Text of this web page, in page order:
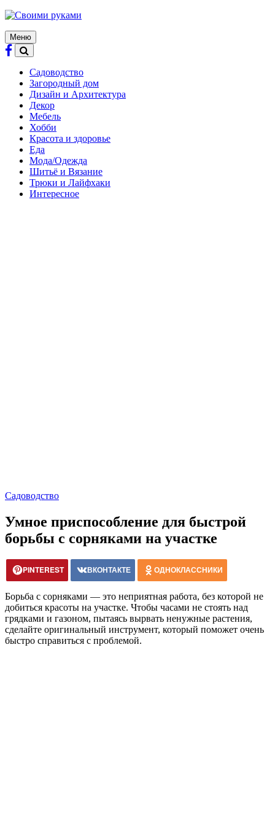
Skip
content
Меню
Садоводство
Загородный дом
Дизайн и Архитектура
Декор
Мебель
Хобби
Красота и здоровье
Еда
Мода/Одежда
Шитьё и Вязание
Трюки и Лайфхаки
Интересное
Садоводство
Умное приспособление для быстрой
борьбы с сорняками на участке
PINTEREST ВКОНТАКТЕ ОДНОКЛАССНИКИ
Борьба с сорняками — это неприятная работа, без которой не
добиться красоты на участке. Чтобы часами не стоять над
грядками и газоном, пытаясь вырвать ненужные растения,
сделайте оригинальный инструмент, который поможет очень
быстро справиться с проблемой.